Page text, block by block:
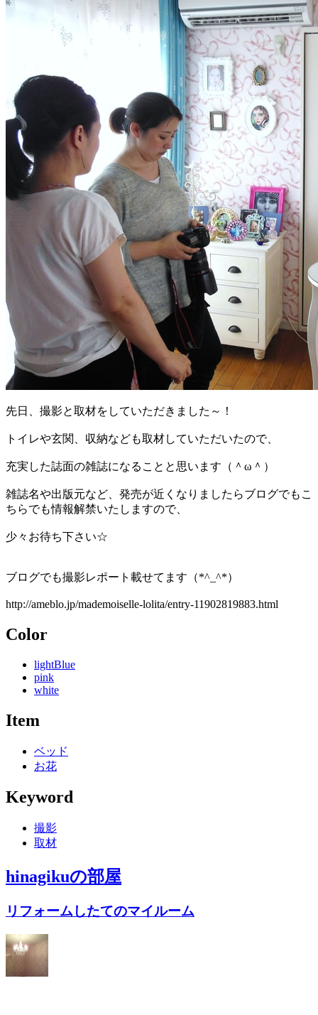
先日、撮影と取材をしていただきました～！
トイレや玄関、収納なども取材していただいたので、
充実した誌面の雑誌になることと思います（＾ω＾）
雑誌名や出版元など、発売が近くなりましたらブログでもこ
ちらでも情報解禁いたしますので、
少々お待ち下さい☆
ブログでも撮影レポート載せてます（*^_^*）
http://ameblo.jp/mademoiselle-lolita/entry-11902819883.html
Color
lightBlue
pink
white
Item
ベッド
お花
Keyword
撮影
取材
hinagikuの部屋
リフォームしたてのマイルーム